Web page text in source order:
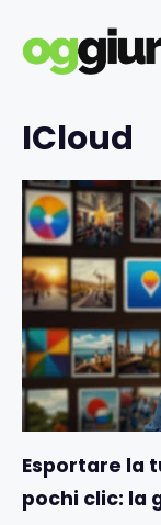
contenuto
ICloud
Esportare la
pochi clic: la